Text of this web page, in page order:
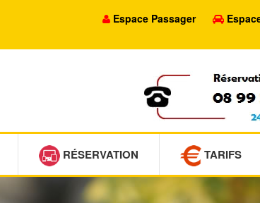
Espace Passager
RÉSERVATION TARIFS